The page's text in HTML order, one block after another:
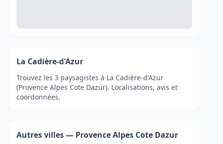
La Cadière-d'Azur
Trouvez les 3 paysagistes à La Cadière-d'Azur
(Provence Alpes Cote Dazur). Localisations, avis et
coordonnées.
Autres villes — Provence Alpes Cote Dazur